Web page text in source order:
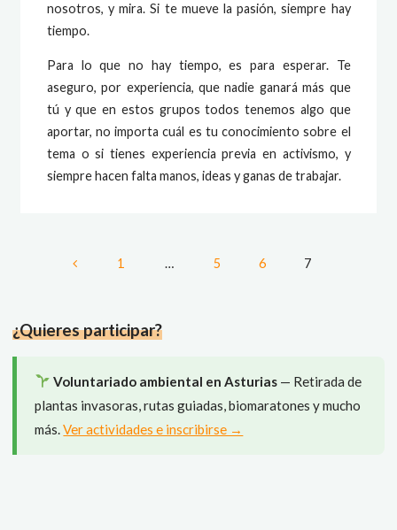
nosotros, y mira. Si te mueve la pasión, siempre hay
tiempo.
Para lo que no hay tiempo, es para esperar. Te
aseguro, por experiencia, que nadie ganará más que
tú y que en estos grupos todos tenemos algo que
aportar, no importa cuál es tu conocimiento sobre el
tema o si tienes experiencia previa en activismo, y
siempre hacen falta manos, ideas y ganas de trabajar.
de
1 … 5 6 7
¿Quieres participar?
Voluntariado ambiental en Asturias— Retirada de
plantas invasoras, rutas guiadas, biomaratones y mucho
más.Ver actividades e inscribirse →